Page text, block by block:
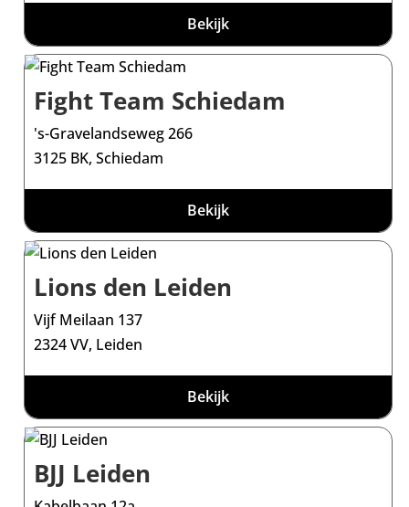
Bekijk
Fight Team Schiedam
's-Gravelandseweg 266
3125 BK, Schiedam
Bekijk
Lions den Leiden
Vijf Meilaan 137
2324 VV, Leiden
Bekijk
BJJ Leiden